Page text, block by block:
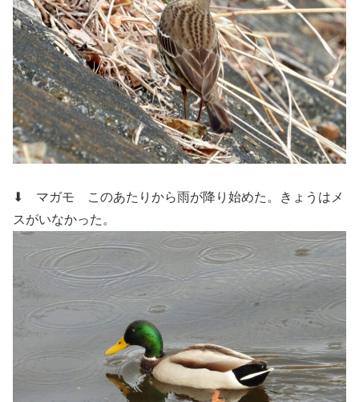
⬇ マガモ
このあたりから雨が降り始めた。きょうはメ
スがいなかった。